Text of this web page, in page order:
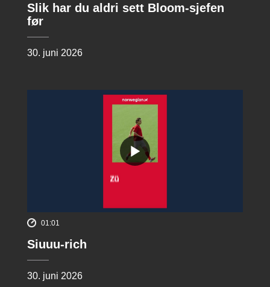
Slik har du aldri sett Bloom-sjefen
før
30. juni 2026
01:01
Siuuu-rich
30. juni 2026